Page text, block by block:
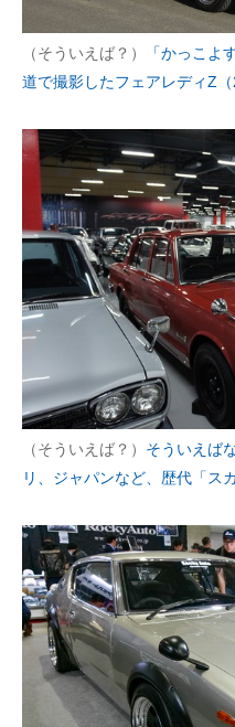
（そういえば？）
「かっこ
道で撮影したフェアレディZ
（そういえば？） そういえば
リ、ジャパンなど、歴代「ス